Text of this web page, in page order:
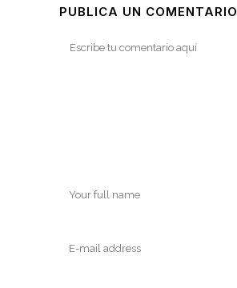
PUBLICA UN COMENTARIO